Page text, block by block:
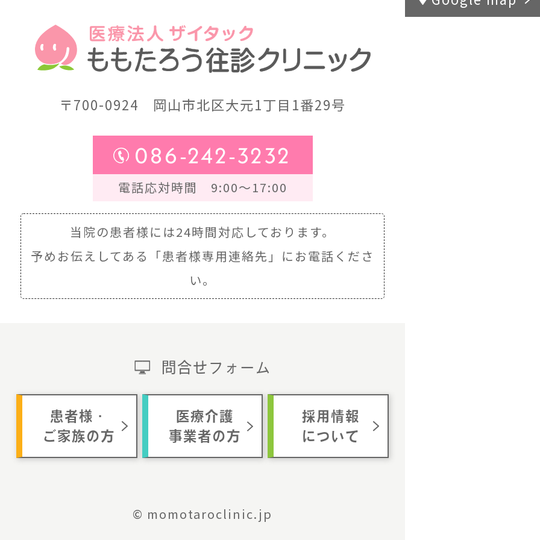
〒700-0924 岡山市北区大元1丁目1番29号
086-242-3232
電話応対時間 9:00～17:00
当院の患者様には24時間対応しております。
予めお伝えしてある
「患者様専用連絡先」にお電話くださ
い。
問合せフォーム
患者様・
ご家族の方
医療介護
事業者の方
採用情報
について
© momotaroclinic.jp